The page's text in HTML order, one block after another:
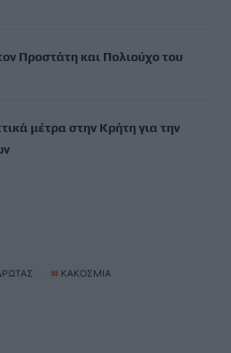
Προστάτη και Πολιούχο του
μέτρα στην Κρήτη για την
# ΚΑΚΟΣΜΙΑ